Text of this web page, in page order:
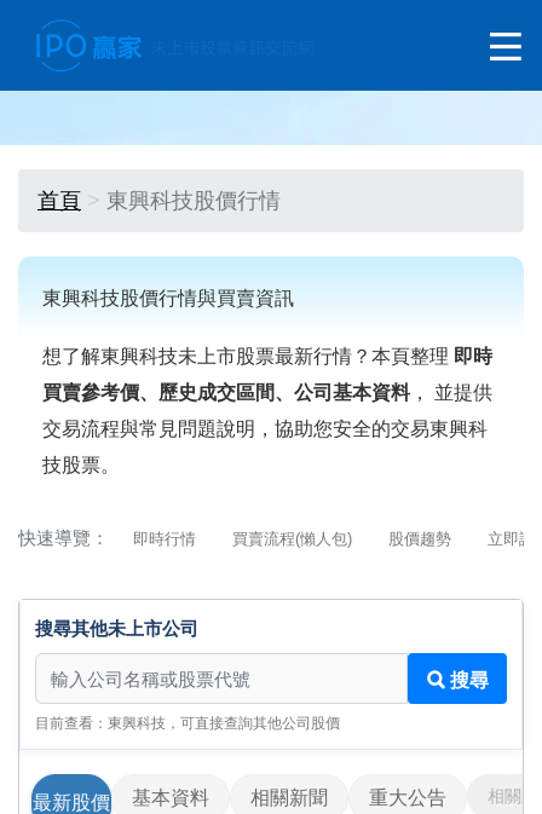
首頁 東興科技股價行情
東興科技股價行情與買賣資訊
想了解東興科技未上市股票最新行情？本頁整理 即時
買賣參考價、歷史成交區間、公司基本資料， 並提供
交易流程與常見問題說明，協助您安全的交易東興科
技股票。
快速導覽： 即時行情 買賣流程(懶人包) 股價趨勢 立即詢
搜尋其他未上市公司
搜尋其他未上市公司
搜尋
目前查看：東興科技，可直接查詢其他公司股價
最新股價 基本資料 相關新聞 重大公告 相關影